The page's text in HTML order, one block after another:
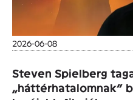
2026-06-08
Steven Spielberg
„háttérhatalomnak”